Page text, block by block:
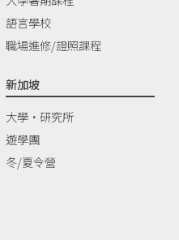
語言學校
職場進修/證照課程
新加坡
大學‧研究所
遊學團
冬/夏令營